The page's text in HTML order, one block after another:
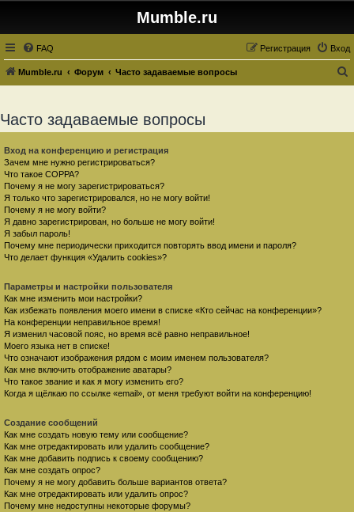
Mumble.ru
FAQ Вход
Регистрация
Mumble.ru Форум Часто задаваемые вопросы
Часто задаваемые вопросы
Вход на конференцию и регистрация
Зачем мне нужно регистрироваться?
Что такое COPPA?
Почему я не могу зарегистрироваться?
Я только что зарегистрировался, но не могу войти!
Почему я не могу войти?
Я давно зарегистрирован, но больше не могу войти!
Я забыл пароль!
Почему мне периодически приходится повторять ввод имени и пароля?
Что делает функция «Удалить cookies»?
Параметры и настройки пользователя
Как мне изменить мои настройки?
Как избежать появления моего имени в списке «Кто сейчас на конференции»?
На конференции неправильное время!
Я изменил часовой пояс, но время всё равно неправильное!
Моего языка нет в списке!
Что означают изображения рядом с моим именем пользователя?
Как мне включить отображение аватары?
Что такое звание и как я могу изменить его?
Когда я щёлкаю по ссылке «email», от меня требуют войти на конференцию!
Создание сообщений
Как мне создать новую тему или сообщение?
Как мне отредактировать или удалить сообщение?
Как мне добавить подпись к своему сообщению?
Как мне создать опрос?
Почему я не могу добавить больше вариантов ответа?
Как мне отредактировать или удалить опрос?
Почему мне недоступны некоторые форумы?